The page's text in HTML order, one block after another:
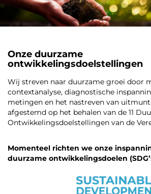
Onze duurzame
ontwikkelingsdoelstellingen
Wij streven naar duurzame groei door
contextanalyse, diagnostische
metingen en het nastreven van
afgestemd op het behalen van de 11
Ontwikkelingsdoelstellingen van de
Momenteel richten we onze
duurzame ontwikkelingsdoelen